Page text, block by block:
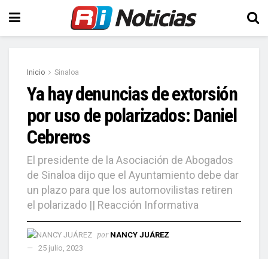
Inicio Sinaloa
Ya hay denuncias de extorsión
por uso de polarizados: Daniel
Cebreros
El presidente de la Asociación de Abogados
de Sinaloa dijo que el Ayuntamiento debe dar
un plazo para que los automovilistas retiren
el polarizado || Reacción Informativa
por NANCY JUÁREZ
25 julio, 2023